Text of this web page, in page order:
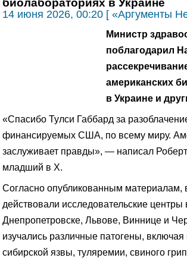
14 июня 2026, 00:20 [ «Аргументы
Министр
поблагодарил
американских
в Украине и
«Спасибо Тулси Габбард за
финансируемых США, по всему миру.
заслуживает правды», — написал
младший в Х.
Согласно опубликованным материалам,
действовали исследовательские центры
Днепропетровске, Львове, Виннице и
изучались различные патогены, включая
сибирской язвы, туляремии, свиного